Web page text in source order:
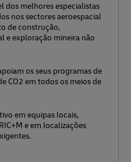
dos melhores especialistas
nos sectores aeroespacial
de construção,
e exploração mineira não
os seus programas de
CO2 em todos os meios de
em equipas locais,
e em localizações